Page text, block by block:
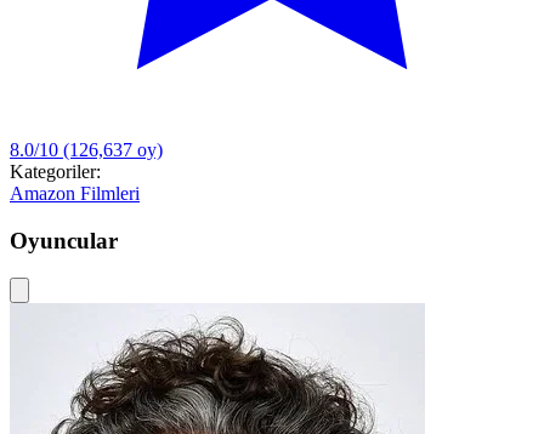
8.0/10 (126,637 oy)
Kategoriler:
Amazon Filmleri
Oyuncular